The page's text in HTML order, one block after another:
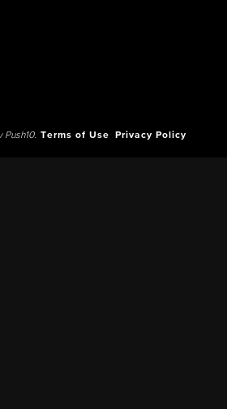
Push10. Terms of Use Privacy Policy